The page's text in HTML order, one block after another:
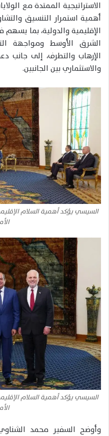
الاستراتيجية الممتدة مع
أهمية استمرار التنسيق
الإقليمية والدولية، بما
الشرق الأوسط ومواجهة
الإرهاب والتطرف، إلى جانب
والاستثماري بين الجانبين.
السيسي يؤكد أهمية السلام
السيسي يؤكد أهمية السلام
وأوضح السفير محمد